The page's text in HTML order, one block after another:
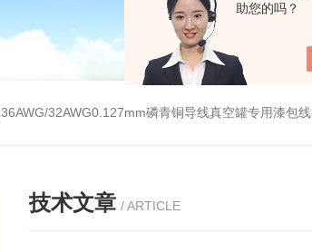
助您的吗？
36AWG/32AWG0.127mm磷青铜导线真空罐专用漆包线
技术文章 / ARTICLE